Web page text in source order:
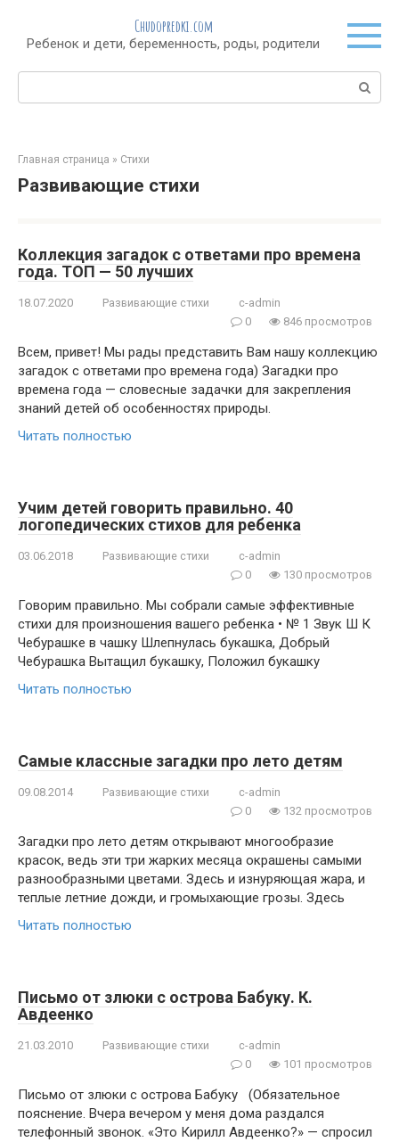
контенту
Chudopredki.com
Ребенок и дети, беременность, роды, родители
Поиск:
Главная страница » Стихи
Развивающие стихи
Коллекция загадок с ответами про времена
года. ТОП — 50 лучших
18.07.2020 Развивающие стихи
c-admin
0
846 просмотров
Всем, привет! Мы рады представить Вам нашу коллекцию
загадок с ответами про времена года) Загадки про
времена года — словесные задачки для закрепления
знаний детей об особенностях природы.
Читать полностью
Учим детей говорить правильно. 40
логопедических стихов для ребенка
03.06.2018 Развивающие стихи
c-admin
0
130 просмотров
Говорим правильно. Мы собрали самые эффективные
стихи для произношения вашего ребенка • № 1 Звук Ш К
Чебурашке в чашку Шлепнулась букашка, Добрый
Чебурашка Вытащил букашку, Положил букашку
Читать полностью
Самые классные загадки про лето детям
09.08.2014 Развивающие стихи
c-admin
0
132 просмотров
Загадки про лето детям открывают многообразие
красок, ведь эти три жарких месяца окрашены самыми
разнообразными цветами. Здесь и изнуряющая жара, и
теплые летние дожди, и громыхающие грозы. Здесь
Читать полностью
Письмо от злюки с острова Бабуку. К.
Авдеенко
21.03.2010 Развивающие стихи
c-admin
0
101 просмотров
Письмо от злюки с острова Бабуку (Обязательное
пояснение. Вчера вечером у меня дома раздался
телефонный звонок. «Это Кирилл Авдеенко?» — cпросил